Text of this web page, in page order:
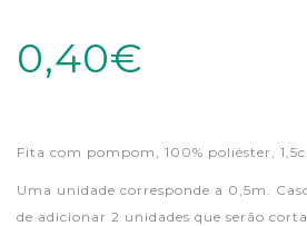
0,40€
Fita com pompom, 100% poliéster,
Uma unidade corresponde a 0,5m.
de adicionar 2 unidades que serão